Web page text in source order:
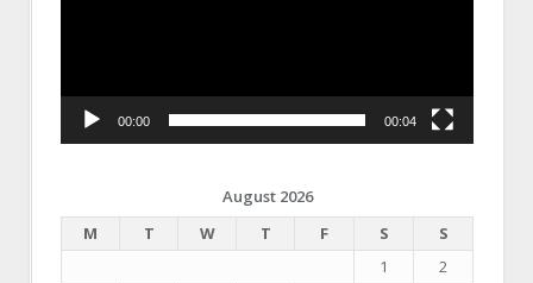
00:00 00:04
August 2026
M
T W T F S
S
1
2